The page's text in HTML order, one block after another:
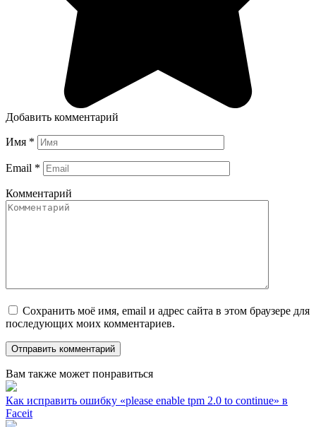
Добавить комментарий
Имя *
Email *
Комментарий
Сохранить моё имя, email и адрес сайта в этом браузере для
последующих моих комментариев.
Вам также может понравиться
Как исправить ошибку «please enable tpm 2.0 to continue» в
Faceit